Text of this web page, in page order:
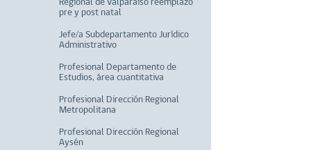
pre y post natal
Jefe/a Subdepartamento Jurídico
Administrativo
Profesional Departamento de
Estudios, área cuantitativa
Profesional Dirección Regional
Metropolitana
Profesional Dirección Regional
Aysén